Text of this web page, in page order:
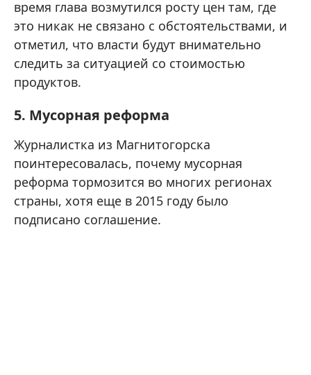
время глава возмутился росту цен там, где
это никак не связано с обстоятельствами, и
отметил, что власти будут внимательно
следить за ситуацией со стоимостью
продуктов.
5. Мусорная реформа
Журналистка из Магнитогорска
поинтересовалась, почему мусорная
реформа тормозится во многих регионах
страны, хотя еще в 2015 году было
подписано соглашение.